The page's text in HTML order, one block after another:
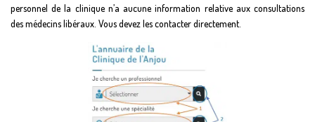
personnel de la clinique n’a aucune information relative aux consultations
des médecins libéraux. Vous devez les contacter directement.